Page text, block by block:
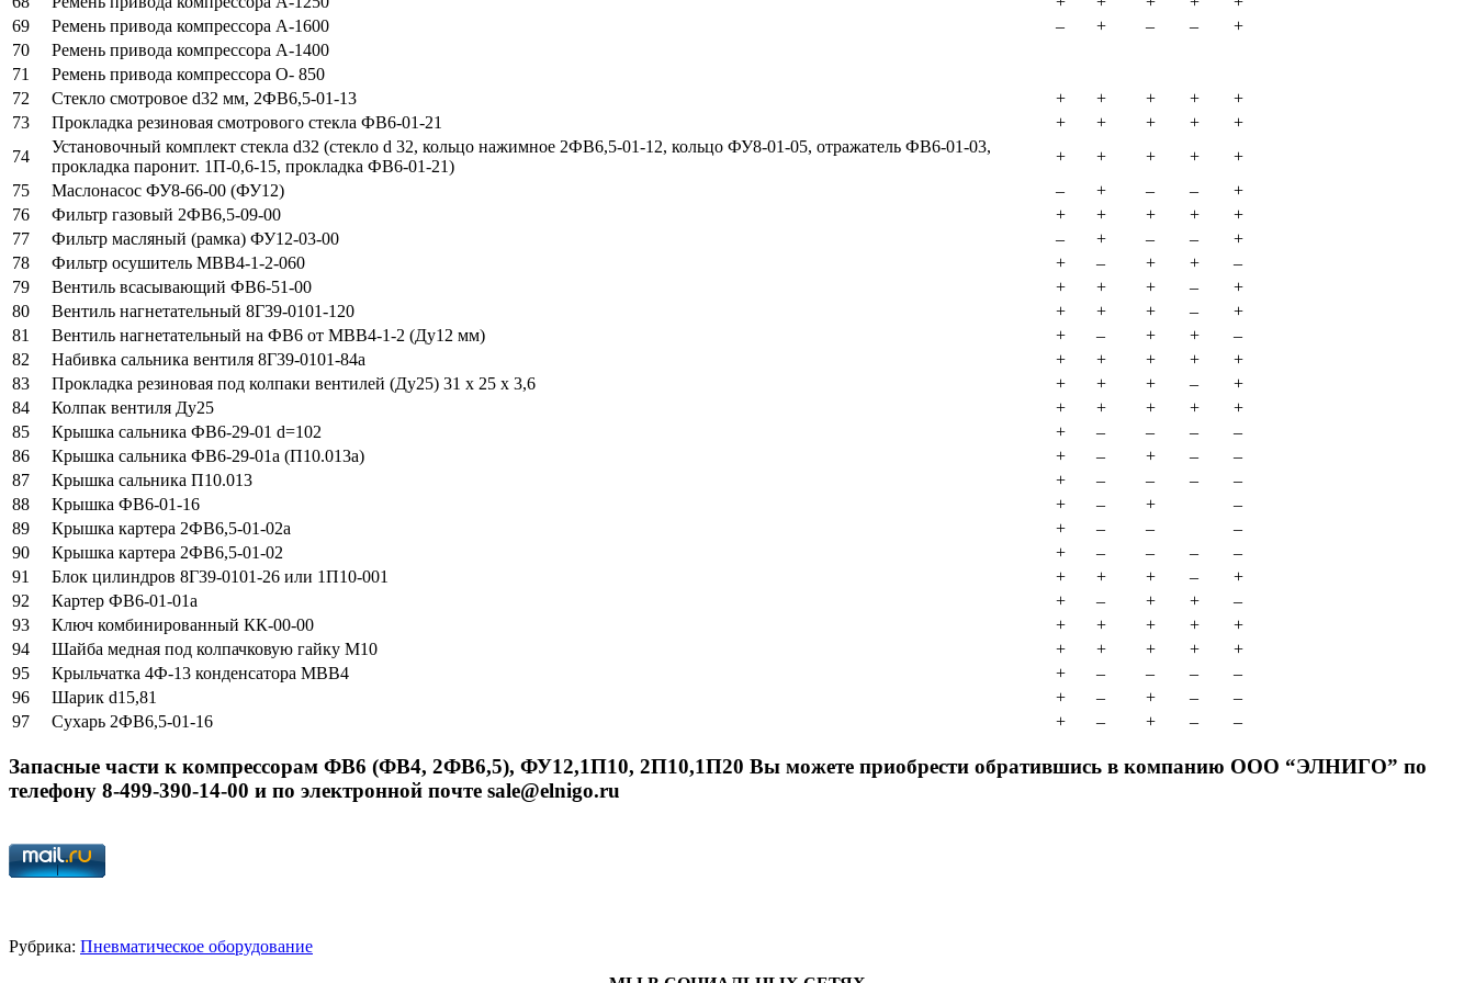
69
Ремень привода компрессора А-1600 – + – –
+
70
Ремень привода компрессора А-1400
71
Ремень привода компрессора О- 850
72
Стекло смотровое d32 мм, 2ФВ6,5-01-13 + + + +
+
73
Прокладка резиновая смотрового стекла ФВ6-01-21 + + + +
+
74
Установочный комплект стекла d32 (стекло d 32, кольцо нажимное 2ФВ6,5-01-12, кольцо ФУ8-01-05, отражатель ФВ6-01-03,
прокладка паронит. 1П-0,6-15, прокладка ФВ6-01-21)
+ + + +
+
75
Маслонасос ФУ8-66-00 (ФУ12) – + – –
+
76
Фильтр газовый 2ФВ6,5-09-00 + + + +
+
77
Фильтр масляный (рамка) ФУ12-03-00 – + – –
+
78
Фильтр осушитель МВВ4-1-2-060 + – + +
–
79
Вентиль всасывающий ФВ6-51-00 + + + –
+
80
Вентиль нагнетательный 8Г39-0101-120 + + + –
+
81
Вентиль нагнетательный на ФВ6 от МВВ4-1-2 (Ду12 мм) + – + +
–
82
Набивка сальника вентиля 8Г39-0101-84а + + + +
+
83
Прокладка резиновая под колпаки вентилей (Ду25) 31 х 25 х 3,6 + + + –
+
84
Колпак вентиля Ду25 + + + +
+
85
Крышка сальника ФВ6-29-01 d=102 + – – –
–
86
Крышка сальника ФВ6-29-01а (П10.013а) + – + –
–
87
Крышка сальника П10.013 + – – –
–
88
Крышка ФВ6-01-16 + – +
–
89
Крышка картера 2ФВ6,5-01-02а + – –
–
90
Крышка картера 2ФВ6,5-01-02 + – – –
–
91
Блок цилиндров 8Г39-0101-26 или 1П10-001 + + + –
+
92
Картер ФВ6-01-01а + – + +
–
93
Ключ комбинированный КК-00-00 + + + +
+
94
Шайба медная под колпачковую гайку М10 + + + +
+
95
Крыльчатка 4Ф-13 конденсатора МВВ4 + – – –
–
96
Шарик d15,81 + – + –
–
97
Сухарь 2ФВ6,5-01-16 + – + – –
Запасные части к компрессорам ФВ6 (ФВ4, 2ФВ6,5), ФУ12,1П10, 2П10,1П20 Вы можете приобрести обратившись в компанию ООО “ЭЛНИГО” по
телефону 8-499-390-14-00 и по электронной почте sale@elnigo.ru
Рубрика: Пневматическое оборудование